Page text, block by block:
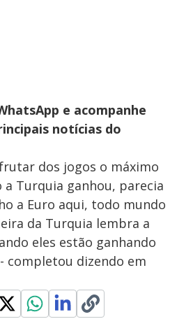
e acompanhe
notícias do
dos jogos o máximo
a Turquia ganhou, parecia
a Euro aqui, todo mundo
da Turquia lembra a
eles estão ganhando
completou dizendo em